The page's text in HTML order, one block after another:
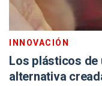
INNOVACIÓN
Los plásticos de
alternativa